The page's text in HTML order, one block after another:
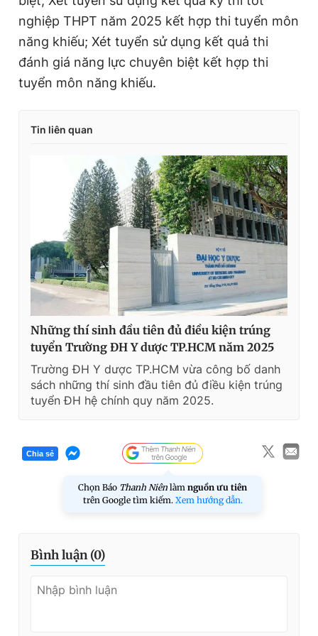
nghiệp THPT năm 2025 kết hợp thi tuyển môn
năng khiếu; Xét tuyển sử dụng kết quả thi
đánh giá năng lực chuyên biệt kết hợp thi
tuyển môn năng khiếu.
Tin liên quan
Những thí sinh đầu tiên đủ điều kiện trúng
tuyển Trường ĐH Y dược TP.HCM năm 2025
Trường ĐH Y dược TP.HCM vừa công bố danh
sách những thí sinh đầu tiên đủ điều kiện trúng
tuyển ĐH hệ chính quy năm 2025.
Chia sẻ
Chọn Báo Thanh Niên làm nguồn ưu tiên
trên Google tìm kiếm. Xem hướng dẫn.
Bình luận (0)